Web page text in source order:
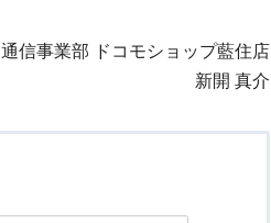
通信事業部 ドコモショップ藍住店
新開 真介